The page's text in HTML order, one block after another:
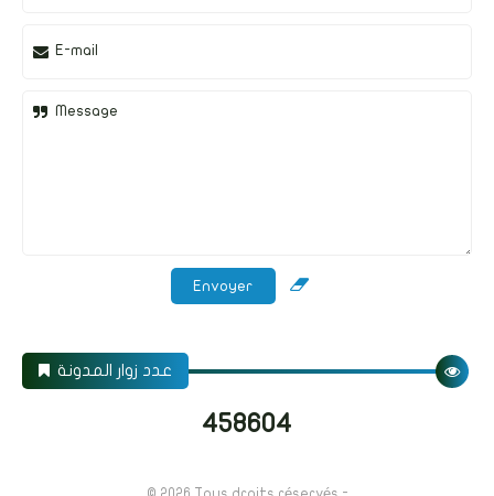
E-mail
Message
عدد زوار المدونة
458604